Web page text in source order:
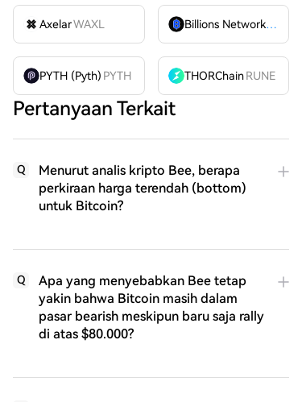
AxelarWAXL Billions Network
BILL
PYTH (Pyth) PYTH THORChain RUNE
Pertanyaan Terkait
Q
Menurut analis kripto Bee, berapa
perkiraan harga terendah (bottom)
untuk Bitcoin?
Q
Apa yang menyebabkan Bee tetap
yakin bahwa Bitcoin masih dalam
pasar bearish meskipun baru saja rally
di atas $80.000?